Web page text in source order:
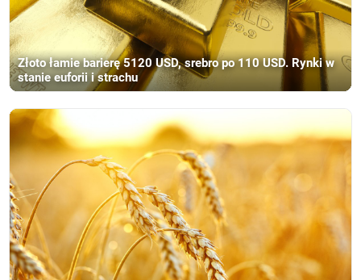
Złoto łamie barierę 5120 USD, srebro po 110 USD. Rynki w
stanie euforii i strachu